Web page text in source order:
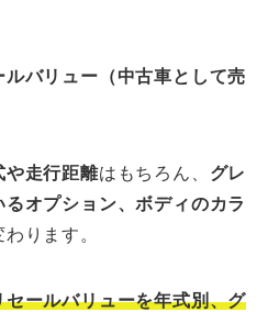
ルバリュー（中古車として売
や走行距離はもちろん、 グレ
るオプション、ボディのカラ
ります。
セールバリューを年式別、グ